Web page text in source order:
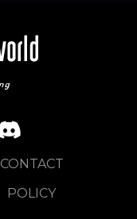
CONTACT
POLICY